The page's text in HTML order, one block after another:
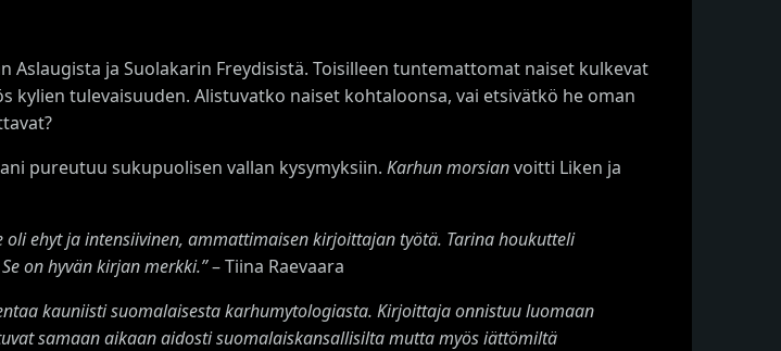
ja Suolakarin Freydisistä. Toisilleen tuntemattomat naiset kulkevat
tulevaisuuden. Alistuvatko naiset kohtaloonsa, vai etsivätkö he oman
pureutuu sukupuolisen vallan kysymyksiin. Karhun morsianvoitti Liken ja
ehyt ja intensiivinen, ammattimaisen kirjoittajan työtä. Tarina houkutteli
on hyvän kirjan merkki.”– Tiina Raevaara
kauniisti suomalaisesta karhumytologiasta. Kirjoittaja onnistuu luomaan
samaan aikaan aidosti suomalaiskansallisilta mutta myös iättömiltä